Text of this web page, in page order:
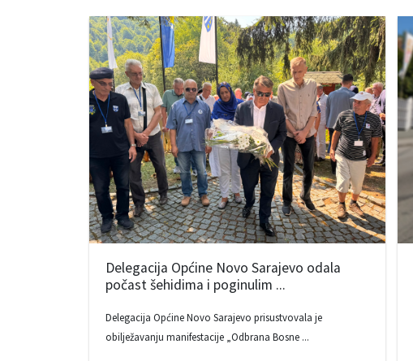
Delegacija Općine Novo Sarajevo odala
počast šehidima i poginulim ...
Delegacija Općine Novo Sarajevo prisustvovala je
obilježavanju manifestacije „Odbrana Bosne ...